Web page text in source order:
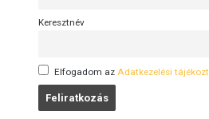
Keresztnév
Elfogadom az Adatkezelési